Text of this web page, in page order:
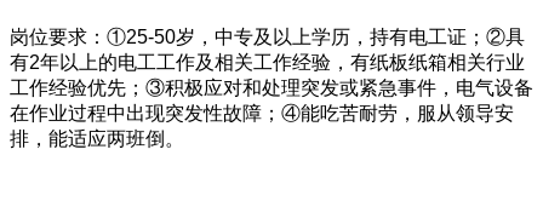
岗位要求：①25-50岁，中专及以上学历，持有电工证；②具
有2年以上的电工工作及相关工作经验，有纸板纸箱相关行业
工作经验优先；③积极应对和处理突发或紧急事件，电气设备
在作业过程中出现突发性故障；④能吃苦耐劳，服从领导安
排，能适应两班倒。